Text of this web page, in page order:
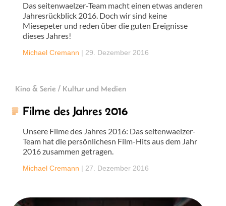
Das seitenwaelzer-Team macht einen etwas anderen
Jahresrückblick 2016. Doch wir sind keine
Miesepeter und reden über die guten Ereignisse
dieses Jahres!
Michael Cremann | 29. Dezember 2016
Kino & Serie / Kultur und Medien
Filme des Jahres 2016
Unsere Filme des Jahres 2016: Das seitenwaelzer-
Team hat die persönlichesn Film-Hits aus dem Jahr
2016 zusammen getragen.
Michael Cremann | 27. Dezember 2016